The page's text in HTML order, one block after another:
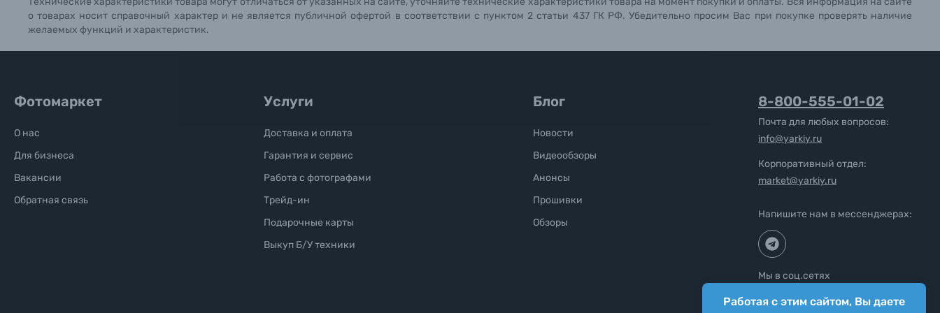
Б/У фототехника (Комиссионные товары)
о товарах носит справочный характер и не является публичной офертой в соответствии с пунктом 2 статьи 437 ГК РФ. Убедительно просим Вас при покупке проверять наличие
желаемых функций и характеристик.
Работая с этим сайтом, Вы даете
Фотомаркет
О нас
Для бизнеса
Вакансии
Обратная связь
Услуги
Доставка и оплата
Гарантия и сервис
Работа с фотографами
Трейд-ин
Подарочные карты
Выкуп Б/У техники
Блог
Новости
Видеообзоры
Анонсы
Прошивки
Обзоры
8-800-555-01-02
Почта для любых вопросов:
info@yarkiy.ru
Корпоративный отдел:
market@yarkiy.ru
Напишите нам в мессенджерах:
Мы в соц.сетях